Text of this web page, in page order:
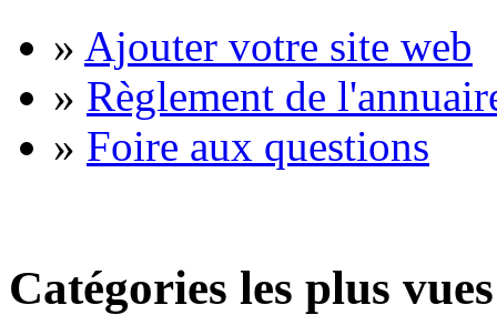
» Ajouter votre site web
» Règlement de
» Foire aux questions
Catégories les plus vues